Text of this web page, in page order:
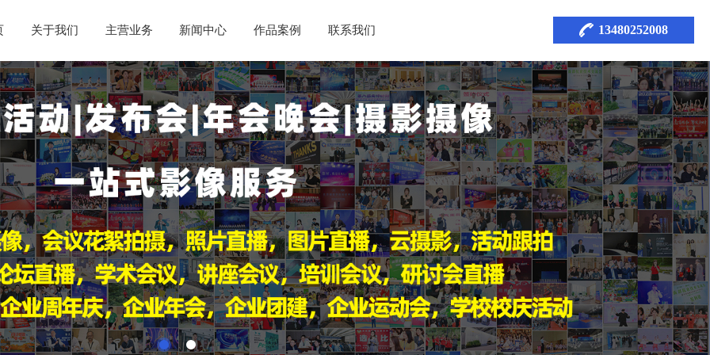
13480252008
关于我们 主营业务 新闻中心 作品案例 联系我们